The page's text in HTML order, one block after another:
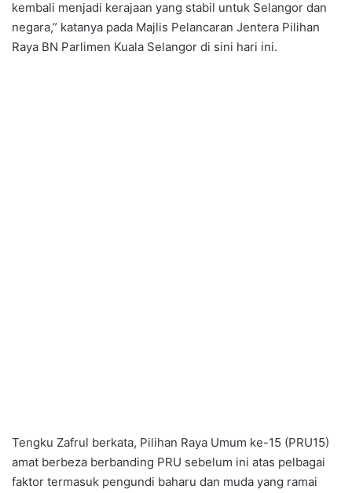
kembali menjadi kerajaan yang stabil untuk Selangor dan
negara,” katanya pada Majlis Pelancaran Jentera Pilihan
Raya BN Parlimen Kuala Selangor di sini hari ini.
Tengku Zafrul berkata, Pilihan Raya Umum ke-15 (PRU15)
amat berbeza berbanding PRU sebelum ini atas pelbagai
faktor termasuk pengundi baharu dan muda yang ramai